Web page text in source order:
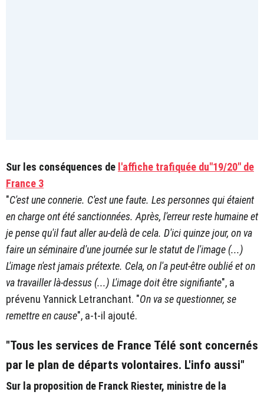
Sur les conséquences de l'affiche trafiquée du"19/20" de
France 3
"C'est une connerie. C'est une faute. Les personnes qui étaient
en charge ont été sanctionnées. Après, l'erreur reste humaine et
je pense qu'il faut aller au-delà de cela. D'ici quinze jour, on va
faire un séminaire d'une journée sur le statut de l'image (...)
L'image n'est jamais prétexte. Cela, on l'a peut-être oublié et on
va travailler là-dessus (...) L'image doit être signifiante", a
prévenu Yannick Letranchant. "On va se questionner, se
remettre en cause", a-t-il ajouté.
"Tous les services de France Télé sont concernés
par le plan de départs volontaires. L'info aussi"
Sur la proposition de Franck Riester, ministre de la